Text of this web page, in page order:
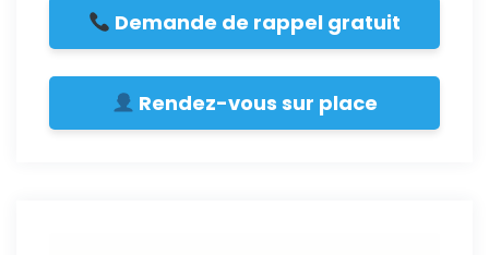
Demande de rappel gratuit
Rendez-vous sur place